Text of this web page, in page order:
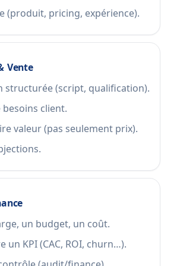
(produit, pricing, expérience).
Vente
structurée (script, qualification).
client.
valeur (pas seulement prix).
un budget, un coût.
un KPI (CAC, ROI, churn…).